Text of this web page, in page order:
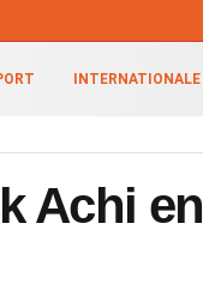
INTERNATIONALE
Achi en